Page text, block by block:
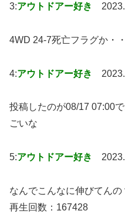
3:アウトドアー好き
4WD 24-7死亡フラグか・
4:アウトドアー好き
投稿したのが08/17 07:00
ごいな
5:アウトドアー好き
なんでこんなに伸びてんの
再生回数：167428